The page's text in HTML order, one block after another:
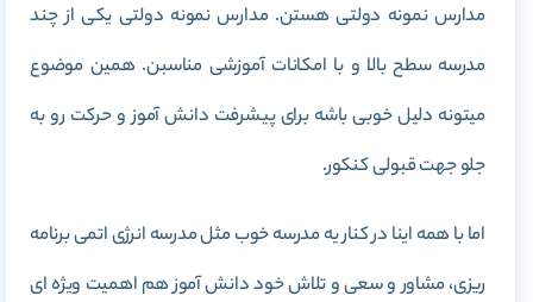
مدارس نمونه دولتی هستن. مدارس نمونه دولتی یکی از چند
مدرسه سطح بالا و با امکانات آموزشی مناسبن. همین موضوع
میتونه دلیل خوبی باشه برای پیشرفت دانش آموز و حرکت رو به
جلو جهت قبولی کنکور.
اما با همه اینا در کنار یه مدرسه خوب مثل مدرسه انرژی اتمی برنامه
ریزی، مشاور و سعی و تلاش خود دانش آموز هم اهمیت ویژه ای